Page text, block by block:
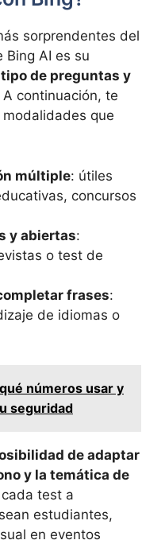
sorprendentes del
Bing AI es su
de preguntas y
A continuación, te
que
múltiple: útiles
concursos
y abiertas:
o test de
frases:
de idiomas o
números usar y
seguridad
de adaptar
y la temática de
test a
estudiantes,
en eventos